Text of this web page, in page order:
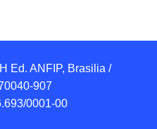
Ed. ANFIP, Brasilia /
907
0001-00